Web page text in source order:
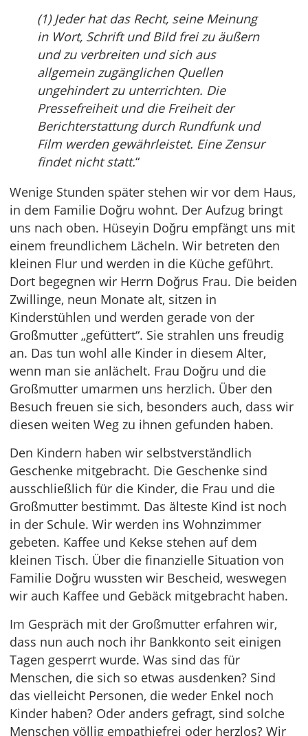
(1) Jeder hat das Recht, seine Meinung
in Wort, Schrift und Bild frei zu äußern
und zu verbreiten und sich aus
allgemein zugänglichen Quellen
ungehindert zu unterrichten. Die
Pressefreiheit und die Freiheit der
Berichterstattung durch Rundfunk und
Film werden gewährleistet. Eine Zensur
findet nicht statt.“
Wenige Stunden später stehen wir vor dem Haus,
in dem Familie Doğru wohnt. Der Aufzug bringt
uns nach oben. Hüseyin Doğru empfängt uns mit
einem freundlichem Lächeln. Wir betreten den
kleinen Flur und werden in die Küche geführt.
Dort begegnen wir Herrn Doğrus Frau. Die beiden
Zwillinge, neun Monate alt, sitzen in
Kinderstühlen und werden gerade von der
Großmutter „gefüttert“. Sie strahlen uns freudig
an. Das tun wohl alle Kinder in diesem Alter,
wenn man sie anlächelt. Frau Doğru und die
Großmutter umarmen uns herzlich. Über den
Besuch freuen sie sich, besonders auch, dass wir
diesen weiten Weg zu ihnen gefunden haben.
Den Kindern haben wir selbstverständlich
Geschenke mitgebracht. Die Geschenke sind
ausschließlich für die Kinder, die Frau und die
Großmutter bestimmt. Das älteste Kind ist noch
in der Schule. Wir werden ins Wohnzimmer
gebeten. Kaffee und Kekse stehen auf dem
kleinen Tisch. Über die finanzielle Situation von
Familie Doğru wussten wir Bescheid, weswegen
wir auch Kaffee und Gebäck mitgebracht haben.
Im Gespräch mit der Großmutter erfahren wir,
dass nun auch noch ihr Bankkonto seit einigen
Tagen gesperrt wurde. Was sind das für
Menschen, die sich so etwas ausdenken? Sind
das vielleicht Personen, die weder Enkel noch
Kinder haben? Oder anders gefragt, sind solche
Menschen völlig empathiefrei oder herzlos? Wir